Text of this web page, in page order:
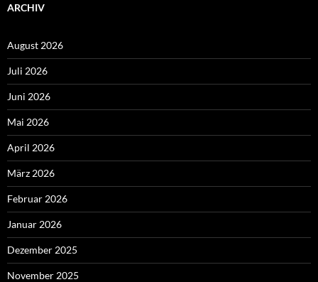
ARCHIV
August 2026
Juli 2026
Juni 2026
Mai 2026
April 2026
März 2026
Februar 2026
Januar 2026
Dezember 2025
November 2025